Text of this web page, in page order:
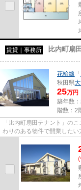
賃貸｜事務所 比内町扇
花輪線 「
秋田県
25万円
築年数
階数：2
「比内町扇田テナント」の
わりのある物件で開業したい
(